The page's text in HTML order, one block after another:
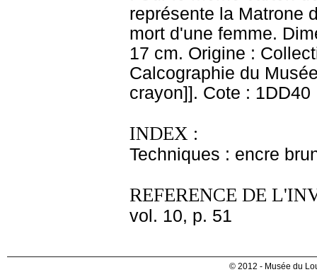
représente la Matrone
mort d'une femme.
17 cm. Origine :
Calcographie du
crayon]]. Cote : 1DD40
INDEX :
Techniques : encre
REFERENCE DE
vol. 10, p. 51
© 2012 - Musée du